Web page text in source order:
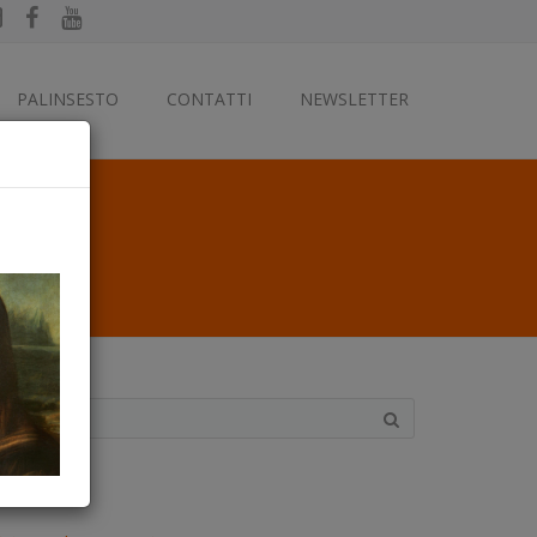
PALINSESTO CONTATTI NEWSLETTER